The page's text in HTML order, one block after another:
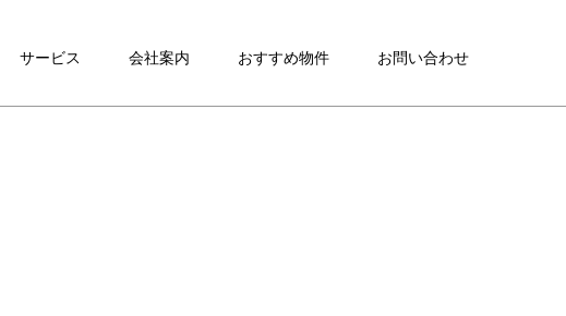
サービス 会社案内 おすすめ物件 お問い合わせ